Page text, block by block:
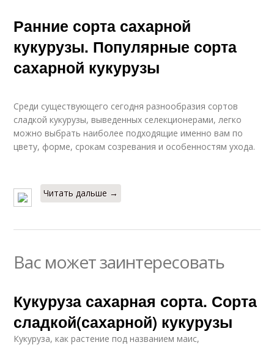
Ранние сорта сахарной
кукурузы. Популярные сорта
сахарной кукурузы
Среди существующего сегодня разнообразия сортов
сладкой кукурузы, выведенных селекционерами, легко
можно выбрать наиболее подходящие именно вам по
цвету, форме, срокам созревания и особенностям ухода.
Читать дальше →
Вас может заинтересовать
Кукуруза сахарная сорта. Сорта
сладкой(сахарной) кукурузы
Кукуруза, как растение под названием маис,